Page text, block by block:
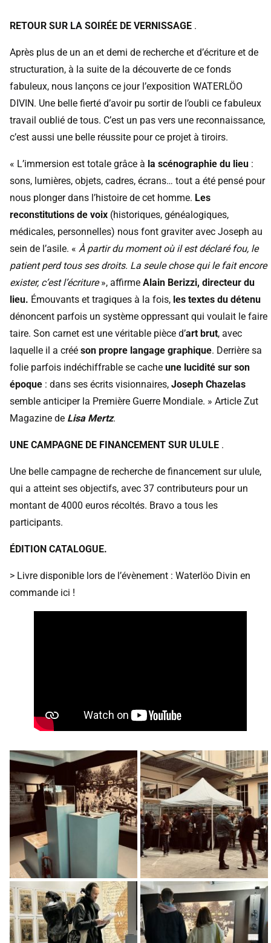
RETOUR SUR LA SOIRÉE DE VERNISSAGE .
Après plus de un an et demi de recherche et d’écriture et de
structuration, à la suite de la découverte de ce fonds
fabuleux, nous lançons ce jour l’exposition WATERLÖO
DIVIN. Une belle fierté d’avoir pu sortir de l’oubli ce fabuleux
travail oublié de tous. C’est un pas vers une reconnaissance,
c’est aussi une belle réussite pour ce projet à tiroirs.
« L’immersion est totale grâce à la scénographie du lieu :
sons, lumières, objets, cadres, écrans… tout a été pensé pour
nous plonger dans l’histoire de cet homme. Les
reconstitutions de voix (historiques, généalogiques,
médicales, personnelles) nous font graviter avec Joseph au
sein de l’asile. « À partir du moment où il est déclaré fou, le
patient perd tous ses droits. La seule chose qui le fait encore
exister, c’est l’écriture», affirme Alain Berizzi, directeur du
lieu. Émouvants et tragiques à la fois, les textes du détenu
dénoncent parfois un système oppressant qui voulait le faire
taire. Son carnet est une véritable pièce d’art brut, avec
laquelle il a créé son propre langage graphique. Derrière sa
folie parfois indéchiffrable se cache une lucidité sur son
époque : dans ses écrits visionnaires, Joseph Chazelas
semble anticiper la Première Guerre Mondiale. » Article Zut
Magazine de Lisa Mertz.
UNE CAMPAGNE DE FINANCEMENT SUR ULULE .
Une belle campagne de recherche de financement sur ulule,
qui a atteint ses objectifs, avec 37 contributeurs pour un
montant de 4000 euros récoltés. Bravo a tous les
participants.
ÉDITION CATALOGUE.
> Livre disponible lors de l’évènement : Waterlöo Divin en
commande ici !